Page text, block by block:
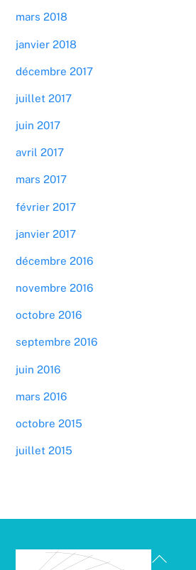
mars 2018
janvier 2018
décembre 2017
juillet 2017
juin 2017
avril 2017
mars 2017
février 2017
janvier 2017
décembre 2016
novembre 2016
octobre 2016
septembre 2016
juin 2016
mars 2016
octobre 2015
juillet 2015